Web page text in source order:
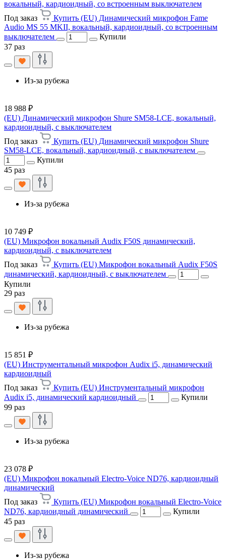
вокальный, кардиоидный, со встроенным выключателем
Под заказ
Купить (EU) Динамический микрофон Fame
Audio MS 55 MKII, вокальный, кардиоидный, со встроенным
выключателем
Купили
37 раз
Из-за рубежа
18 988 ₽
(EU) Динамический микрофон Shure SM58-LCE, вокальный,
кардиоидный, с выключателем
Под заказ
Купить (EU) Динамический микрофон Shure
SM58-LCE, вокальный, кардиоидный, с выключателем
Купили
45 раз
Из-за рубежа
10 749 ₽
(EU) Микрофон вокальный Audix F50S динамический,
кардиоидный, с выключателем
Под заказ
Купить (EU) Микрофон вокальный Audix F50S
динамический, кардиоидный, с выключателем
Купили
29 раз
Из-за рубежа
15 851 ₽
(EU) Инструментальный микрофон Audix i5, динамический
кардиоидный
Под заказ
Купить (EU) Инструментальный микрофон
Audix i5, динамический кардиоидный
Купили
99 раз
Из-за рубежа
23 078 ₽
(EU) Микрофон вокальный Electro-Voice ND76, кардиоидный
динамический
Под заказ
Купить (EU) Микрофон вокальный Electro-Voice
ND76, кардиоидный динамический
Купили
45 раз
Из-за рубежа